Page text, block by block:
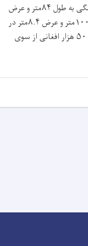
به طول ۸۴متر و عرض
۱۰۰متر و عرض ۸.۴متر در
۵۰ هزار افغانی از سوی